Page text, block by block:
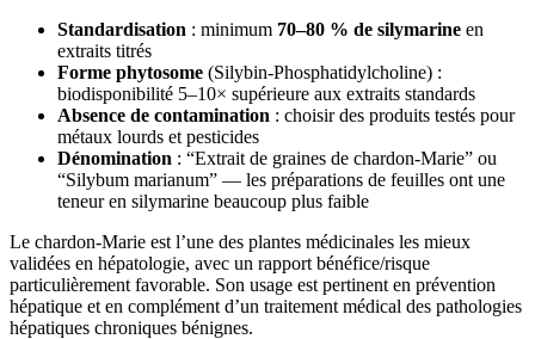
Standardisation : minimum 70–80 % de silymarine en
extraits titrés
Forme phytosome (Silybin-Phosphatidylcholine) :
biodisponibilité 5–10× supérieure aux extraits standards
Absence de contamination : choisir des produits testés pour
métaux lourds et pesticides
Dénomination : “Extrait de graines de chardon-Marie” ou
“Silybum marianum” — les préparations de feuilles ont une
teneur en silymarine beaucoup plus faible
Le chardon-Marie est l’une des plantes médicinales les mieux
validées en hépatologie, avec un rapport bénéfice/risque
particulièrement favorable. Son usage est pertinent en prévention
hépatique et en complément d’un traitement médical des pathologies
hépatiques chroniques bénignes.